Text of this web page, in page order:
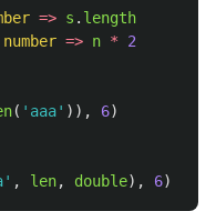
=> s . length
number => n * 2
( ' aaa' )), 6)
' , len, double), 6)